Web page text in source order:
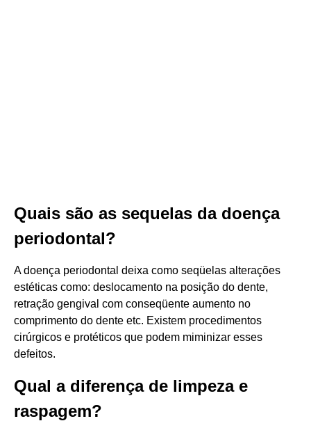
Quais são as sequelas da doença
periodontal?
A doença periodontal deixa como seqüelas alterações
estéticas como: deslocamento na posição do dente,
retração gengival com conseqüente aumento no
comprimento do dente etc. Existem procedimentos
cirúrgicos e protéticos que podem miminizar esses
defeitos.
Qual a diferença de limpeza e
raspagem?